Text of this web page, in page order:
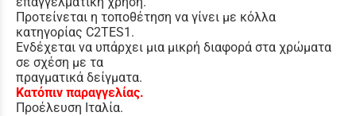
Προτείνεται η τοποθέτηση να γίνει με κόλλα
κατηγορίας C2TES1.
Ενδέχεται να υπάρχει μια μικρή διαφορά στα χρώματα
σε σχέση με τα
πραγματικά δείγματα.
Κατόπιν παραγγελίας.
Προέλευση Ιταλία.